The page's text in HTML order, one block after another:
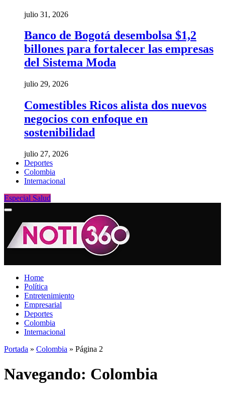
julio 31, 2026
Banco de Bogotá desembolsa $1,2
billones para fortalecer las empresas
del Sistema Moda
julio 29, 2026
Comestibles Ricos alista dos nuevos
negocios con enfoque en
sostenibilidad
julio 27, 2026
Deportes
Colombia
Internacional
Especial Salud
Home
Política
Entretenimiento
Empresarial
Deportes
Colombia
Internacional
Portada » Colombia » Página 2
Navegando: Colombia